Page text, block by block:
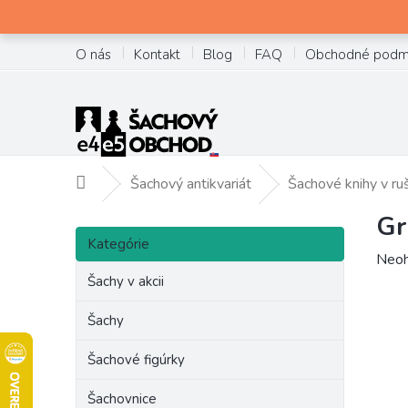
na
O nás Kontakt Blog FAQ Obchodné
DomovŠachový antikvariát Šachové knihy v
B
č
Preskočiť
kategórie
Kategórie
Šachy v akcii
Šachy
Šachové figúrky
Šachovnice